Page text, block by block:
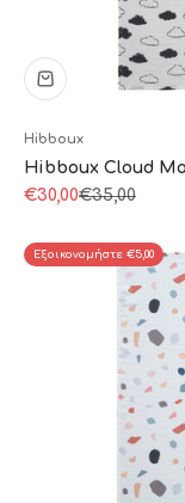
Hibboux
Hibboux Cloud
Τιμή πώλησης
€30,00Κανονική
€35,00
Εξοικονομήστε €5,00